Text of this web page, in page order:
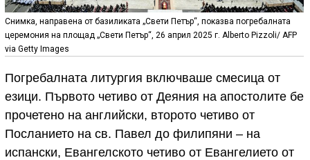
Снимка, направена от базиликата „Свети Петър“, показва погребалната
церемония на площад „Свети Петър“, 26 април 2025 г. Alberto Pizzoli/ AFP
via Getty Images
Погребалната литургия включваше смесица от
езици. Първото четиво от Деяния на апостолите бе
прочетено на английски, второто четиво от
Посланието на св. Павел до филипяни – на
испански, Евангелското четиво от Евангелието от